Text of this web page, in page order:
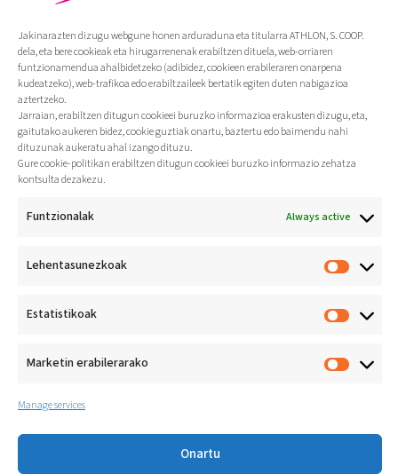
Jakinarazten dizugu webgune honen arduraduna eta titularra ATHLON, S. COOP.
dela, eta bere cookieak eta hirugarrenenak erabiltzen dituela, web-orriaren
funtzionamendua ahalbidetzeko (adibidez, cookieen erabileraren onarpena
kudeatzeko), web-trafikoa edo erabiltzaileek bertatik egiten duten nabigazioa
aztertzeko.
Jarraian, erabiltzen ditugun cookieei buruzko informazioa erakusten dizugu, eta,
gaitutako aukeren bidez, cookie guztiak onartu, baztertu edo baimendu nahi
dituzunak aukeratu ahal izango dituzu.
Gure cookie-politikan erabiltzen ditugun cookieei buruzko informazio zehatza
kontsulta dezakezu.
Funtzionalak Always active
Lehentasunezkoak
Estatistikoak
Marketin erabilerarako
Manage services
Onartu
osasungarri gisa
Loramendi 4